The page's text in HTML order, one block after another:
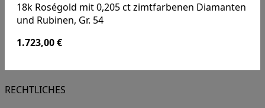
18k Roségold mit 0,205 ct zimtfarbenen Diamanten
und Rubinen, Gr. 54
1.723,00€
RECHTLICHES